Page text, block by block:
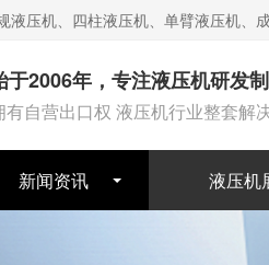
压机、四柱液压机、单臂液压机、
于2006年，专注液压机研发
有自营出口权 液压机行业整套解
新闻资讯 液压机